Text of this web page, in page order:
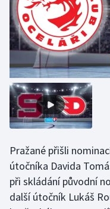
Veslování
Vodní slalom
Volejbal
Ostatní
Pražané přišli
útočníka Davida
při skládání původní
další útočník Lukáš